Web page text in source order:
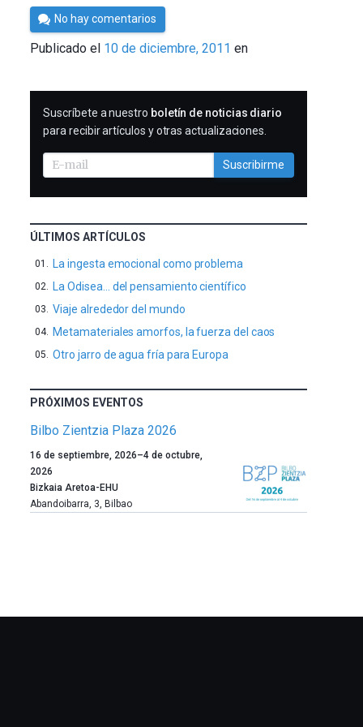
Por
Cultura
Cientifica
No hay comentarios
Publicado el 10 de diciembre, 2011 en
SUSCRIBIRME
Suscríbete a nuestro boletín de noticias diario
para recibir artículos y otras actualizaciones.
Suscribirme
ÚLTIMOS ARTÍCULOS
La ingesta emocional como problema
La Odisea… del pensamiento científico
Viaje alrededor del mundo
Metamateriales amorfos, la fuerza del caos
Otro jarro de agua fría para Europa
PRÓXIMOS EVENTOS
Bilbo Zientzia Plaza 2026
Un
año
más,
Bilbao
la
16 de septiembre, 2026–4 de octubre,
2026
Bizkaia Aretoa-EHU
Abandoibarra, 3, Bilbao